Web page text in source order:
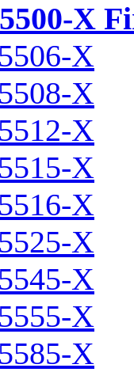
X
X
X
X
X
X
X
X
X
X